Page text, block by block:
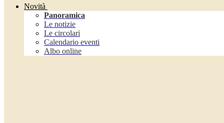
Novità
Panoramica
Le notizie
Le circolari
Calendario eventi
Albo online